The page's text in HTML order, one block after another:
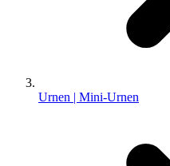
Urnen | Mini-Urnen